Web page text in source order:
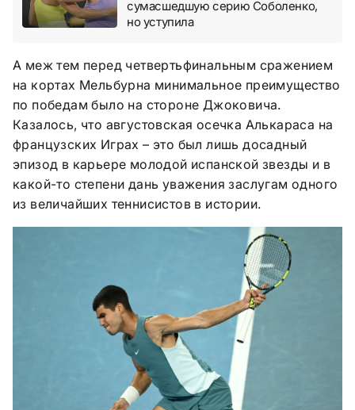
сумасшедшую серию Соболенко,
но уступила
А меж тем перед четвертьфинальным сражением
на кортах Мельбурна минимальное преимущество
по победам было на стороне Джоковича.
Казалось, что августовская осечка Алькараса на
французских Играх – это был лишь досадный
эпизод в карьере молодой испанской звезды и в
какой-то степени дань уважения заслугам одного
из величайших теннисистов в истории.